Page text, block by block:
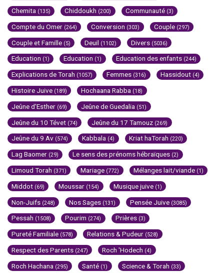
Chemita (135) Chiddoukh (200) Communauté (3)
Compte du Omer (264) Conversion (303) Couple (297)
Couple et Famille (5) Deuil (1102) Divers (5036)
Education (1) Education (1) Education des enfants (244)
Explications de Torah (1057) Femmes (316) Hassidout (4)
Histoire Juive (189) Hochaana Rabba (18)
Jeûne d'Esther (69) Jeûne de Guedalia (51)
Jeûne du 10 Tévet (74) Jeûne du 17 Tamouz (269)
Jeûne du 9 Av (574) Kabbala (4) Kriat haTorah (220)
Lag Baomer (29) Le sens des prénoms hébraïques (2)
Limoud Torah (371) Mariage (772) Mélanges lait/viande (1)
Middot (69) Moussar (154) Musique juive (1)
Non-Juifs (248) Nos Sages (131) Pensée Juive (3085)
Pessah (1508) Pourim (274) Prières (3)
Pureté Familiale (578) Relations & Pudeur (528)
Respect des Parents (247) Roch 'Hodech (4)
Roch Hachana (295) Santé (1) Science & Torah (33)